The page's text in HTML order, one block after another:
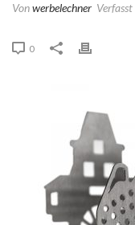
Vonwerbelechner Verfasst
0